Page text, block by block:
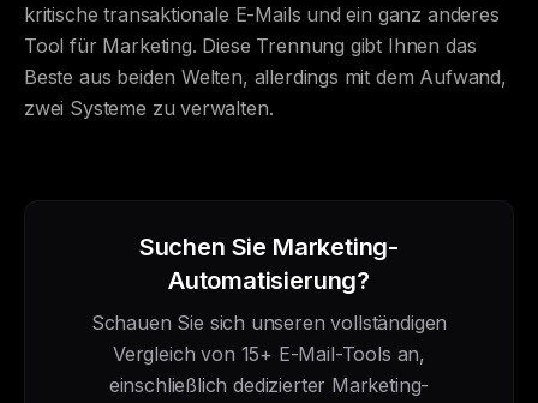
kritische transaktionale E-Mails und ein ganz anderes
Tool für Marketing. Diese Trennung gibt Ihnen das
Beste aus beiden Welten, allerdings mit dem Aufwand,
zwei Systeme zu verwalten.
Suchen Sie Marketing-
Automatisierung?
Schauen Sie sich unseren vollständigen
Vergleich von 15+ E-Mail-Tools an,
einschließlich dedizierter Marketing-